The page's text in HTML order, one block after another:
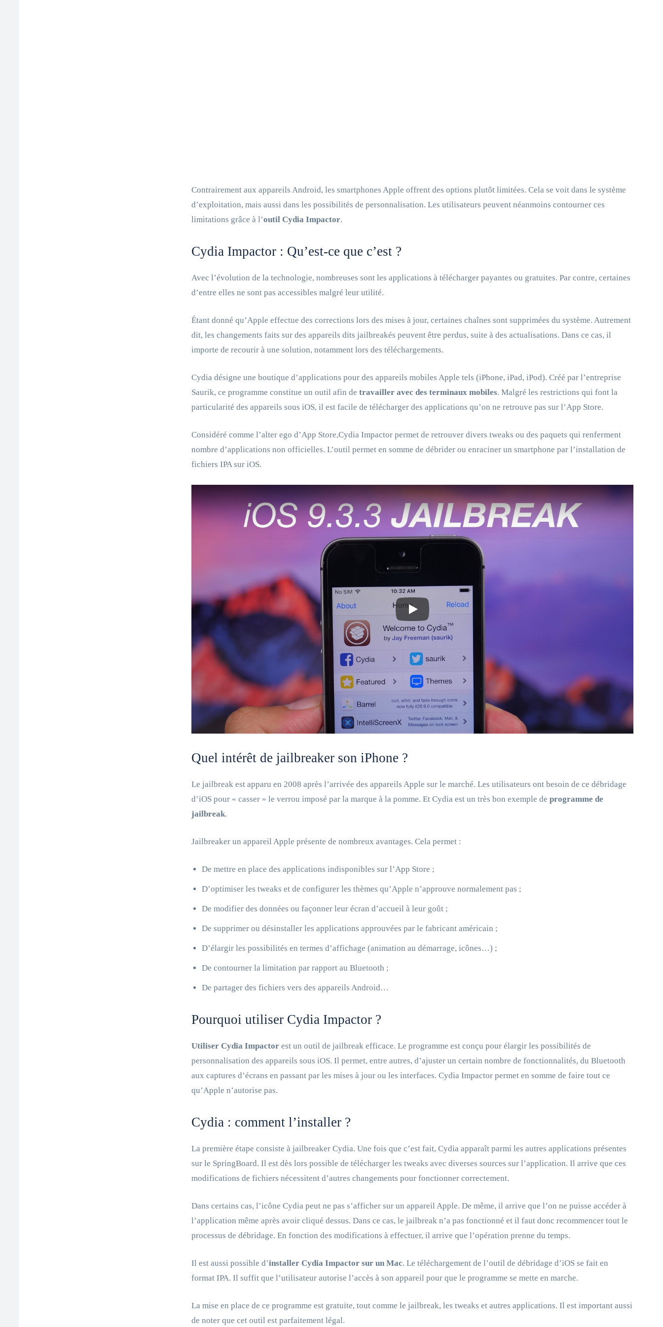
Contrairement aux appareils Android, les smartphones Apple offrent des options plutôt limitées. Cela se voit dans le système
d’exploitation, mais aussi dans les possibilités de personnalisation. Les utilisateurs peuvent néanmoins contourner ces
limitations grâce à l’outil Cydia Impactor.
Cydia Impactor : Qu’est-ce que c’est ?
Avec l’évolution de la technologie, nombreuses sont les applications à télécharger payantes ou gratuites. Par contre, certaines
d’entre elles ne sont pas accessibles malgré leur utilité.
Étant donné qu’Apple effectue des corrections lors des mises à jour, certaines chaînes sont supprimées du système. Autrement
dit, les changements faits sur des appareils dits jailbreakés peuvent être perdus, suite à des actualisations. Dans ce cas, il
importe de recourir à une solution, notamment lors des téléchargements.
Cydia désigne une boutique d’applications pour des appareils mobiles Apple tels (iPhone, iPad, iPod). Créé par l’entreprise
Saurik, ce programme constitue un outil afin de travailler avec des terminaux mobiles. Malgré les restrictions qui font la
particularité des appareils sous iOS, il est facile de télécharger des applications qu’on ne retrouve pas sur l’App Store.
Considéré comme l’alter ego d’App Store,Cydia Impactor permet de retrouver divers tweaks ou des paquets qui renferment
nombre d’applications non officielles. L’outil permet en somme de débrider ou enraciner un smartphone par l’installation de
fichiers IPA sur iOS.
Quel intérêt de jailbreaker son iPhone ?
Le jailbreak est apparu en 2008 après l’arrivée des appareils Apple sur le marché. Les utilisateurs ont besoin de ce débridage
d’iOS pour « casser » le verrou imposé par la marque à la pomme. Et Cydia est un très bon exemple de programme de
jailbreak.
Jailbreaker un appareil Apple présente de nombreux avantages. Cela permet :
De mettre en place des applications indisponibles sur l’App Store ;
D’optimiser les tweaks et de configurer les thèmes qu’Apple n’approuve normalement pas ;
De modifier des données ou façonner leur écran d’accueil à leur goût ;
De supprimer ou désinstaller les applications approuvées par le fabricant américain ;
D’élargir les possibilités en termes d’affichage (animation au démarrage, icônes…) ;
De contourner la limitation par rapport au Bluetooth ;
De partager des fichiers vers des appareils Android…
Pourquoi utiliser Cydia Impactor ?
Utiliser Cydia Impactor est un outil de jailbreak efficace. Le programme est conçu pour élargir les possibilités de
personnalisation des appareils sous iOS. Il permet, entre autres, d’ajuster un certain nombre de fonctionnalités, du Bluetooth
aux captures d’écrans en passant par les mises à jour ou les interfaces. Cydia Impactor permet en somme de faire tout ce
qu’Apple n’autorise pas.
Cydia : comment l’installer ?
La première étape consiste à jailbreaker Cydia. Une fois que c’est fait, Cydia apparaît parmi les autres applications présentes
sur le SpringBoard. Il est dès lors possible de télécharger les tweaks avec diverses sources sur l’application. Il arrive que ces
modifications de fichiers nécessitent d’autres changements pour fonctionner correctement.
Dans certains cas, l’icône Cydia peut ne pas s’afficher sur un appareil Apple. De même, il arrive que l’on ne puisse accéder à
l’application même après avoir cliqué dessus. Dans ce cas, le jailbreak n’a pas fonctionné et il faut donc recommencer tout le
processus de débridage. En fonction des modifications à effectuer, il arrive que l’opération prenne du temps.
Il est aussi possible d’installer Cydia Impactor sur un Mac. Le téléchargement de l’outil de débridage d’iOS se fait en
format IPA. Il suffit que l’utilisateur autorise l’accès à son appareil pour que le programme se mette en marche.
La mise en place de ce programme est gratuite, tout comme le jailbreak, les tweaks et autres applications. Il est important aussi
de noter que cet outil est parfaitement légal.